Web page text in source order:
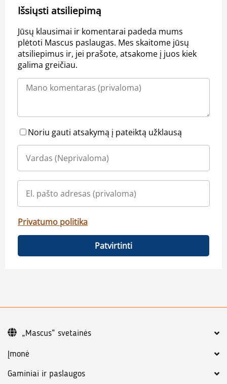
Išsiųsti atsiliepimą
Jūsų klausimai ir komentarai padeda mums
plėtoti Mascus paslaugas. Mes skaitome jūsų
atsiliepimus ir, jei prašote, atsakome į juos kiek
galima greičiau.
Noriu gauti atsakymą į pateiktą užklausą
Privatumo politika
Patvirtinti
Įmonė
Gaminiai ir paslaugos
„Mascus“ svetainės